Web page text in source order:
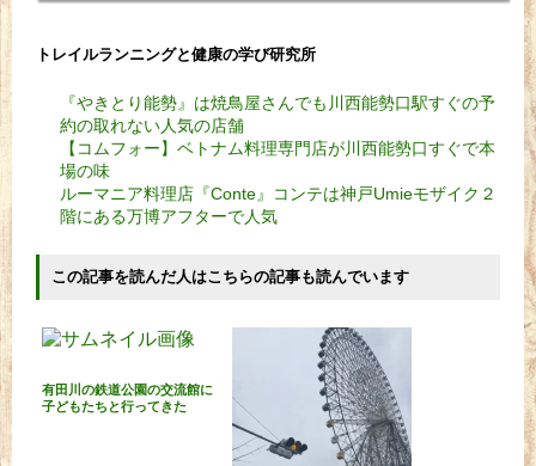
トレイルランニングと健康の学び研究所
『やきとり能勢』は焼鳥屋さんでも川西能勢口駅すぐの予
約の取れない人気の店舗
【コムフォー】ベトナム料理専門店が川西能勢口すぐで本
場の味
ルーマニア料理店『Conte』コンテは神戸Umieモザイク２
階にある万博アフターで人気
この記事を読んだ人はこちらの記事も読んでいます
有田川の鉄道公園の交流館に
子どもたちと行ってきた